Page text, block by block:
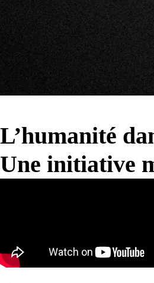
L’humanité
Une initiative